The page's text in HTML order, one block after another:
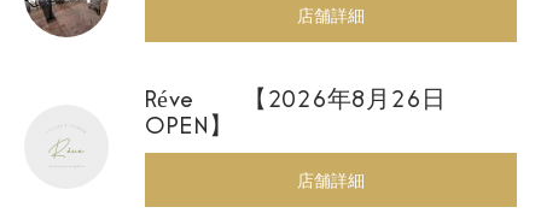
店舗詳細
Réve 【2026年8月26日
OPEN】
店舗詳細